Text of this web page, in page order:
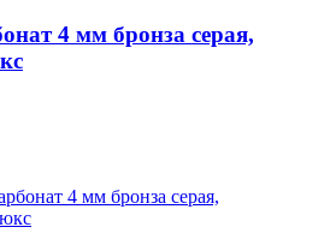
4 мм бронза серая,